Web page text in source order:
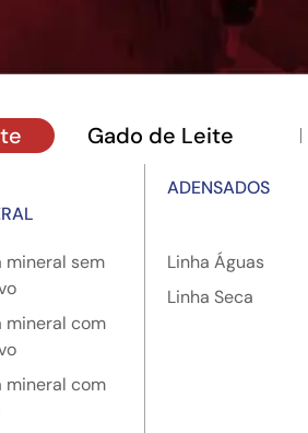
Gado de Leite
mineral sem
mineral com
mineral com
ADENSADOS
Linha Águas
Linha Seca